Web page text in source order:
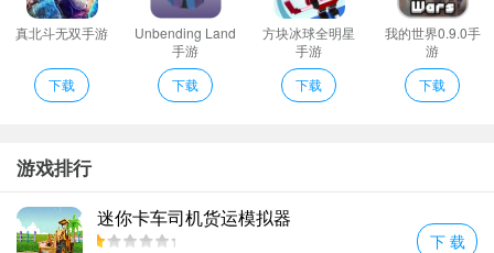
金秀贤明星学院九游版亮点
金秀贤明星学院九游版介绍
更多好玩的手游，请持续关注顺发游戏网
真北斗无双手游
下载
Unbending Land
手游
下载
方块冰球全明星
手游
下载
我的世界0.9.0手
游
下载
游戏排行
迷你卡车司机货运模拟器
下 载